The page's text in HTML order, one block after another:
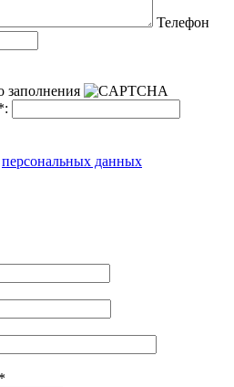
Телефон
заполнения
:
персональных данных
*